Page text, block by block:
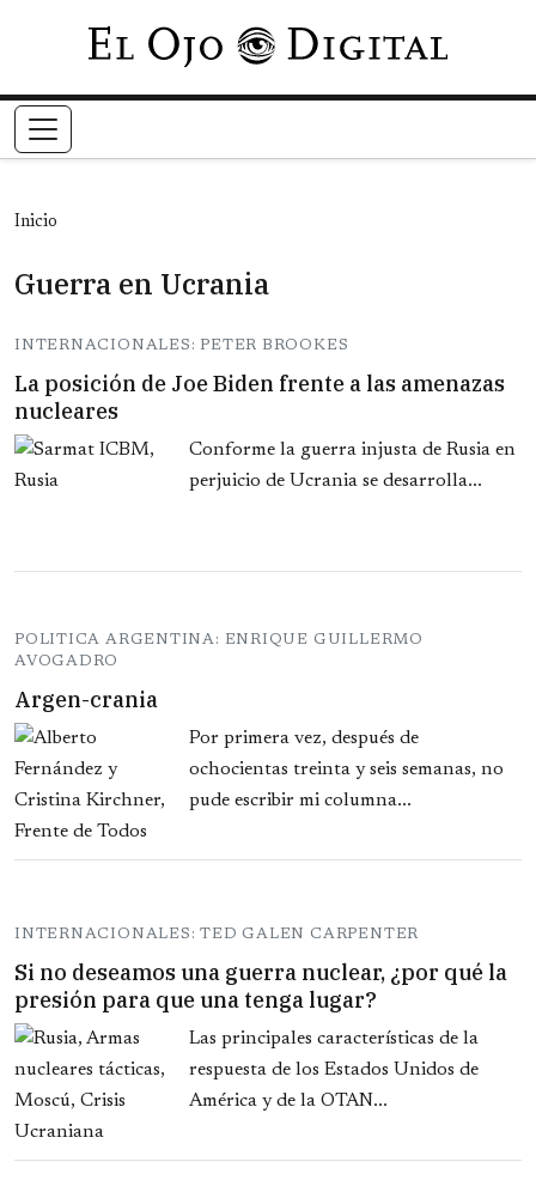
Pasar al contenido principal
Inicio
Guerra en Ucrania
INTERNACIONALES: PETER BROOKES
La posición de Joe Biden frente a las amenazas
nucleares
Conforme la guerra injusta de Rusia en
perjuicio de Ucrania se desarrolla...
POLITICA ARGENTINA: ENRIQUE GUILLERMO
AVOGADRO
Argen-crania
Por primera vez, después de
ochocientas treinta y seis semanas, no
pude escribir mi columna...
INTERNACIONALES: TED GALEN CARPENTER
Si no deseamos una guerra nuclear, ¿por qué la
presión para que una tenga lugar?
Las principales características de la
respuesta de los Estados Unidos de
América y de la OTAN...